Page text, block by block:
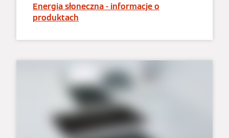
Energia słoneczna - informacje o
produktach